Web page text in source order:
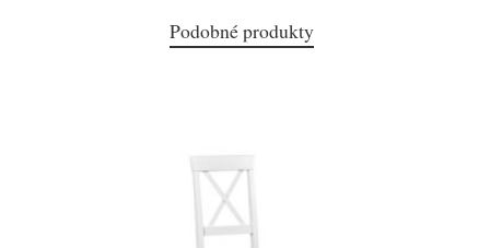
Podobné produkty